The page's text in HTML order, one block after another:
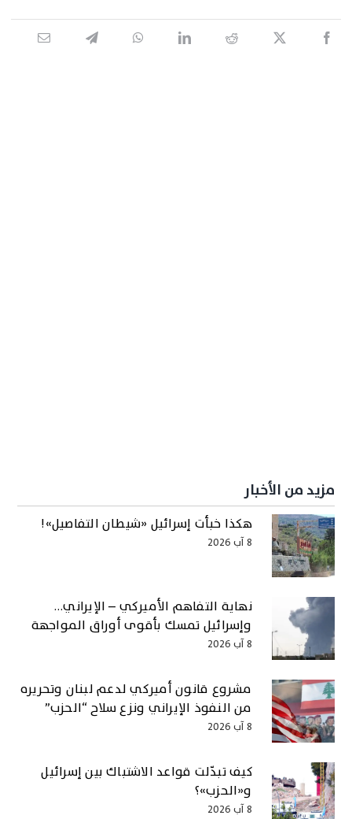
مزيد من الأخبار
هكذا خبأت إسرائيل «شيطان التفاصيل»!
8 آب 2026
نهاية التفاهم الأميركي – الإيراني…
وإسرائيل تمسك بأقوى أوراق المواجهة
8 آب 2026
مشروع قانون أميركي لدعم لبنان وتحريره
من النفوذ الإيراني ونزع سلاح “الحزب”
8 آب 2026
كيف تبدّلت قواعد الاشتباك بين إسرائيل
و«الحزب»؟
8 آب 2026